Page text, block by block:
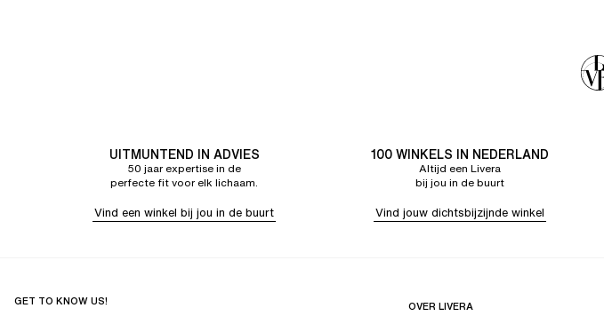
UITMUNTEND IN ADVIES
50 jaar expertise in de
perfecte fit voor elk lichaam.
Vind een winkel bij jou in de buurt
100 WINKELS IN NEDERLAND
Altijd een Livera
bij jou in de buurt
Vind jouw dichtsbijzijnde winkel
GET TO KNOW US! OVER LIVERA